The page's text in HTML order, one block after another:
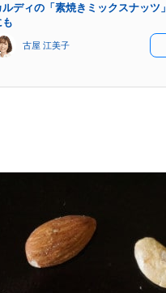
ルディの「素焼きミックスナッ
も
古屋 江美子